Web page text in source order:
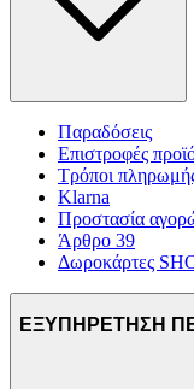
Παραδόσεις
Επιστροφές
Τρόποι
Klarna
Προστασία
Άρθρο 39
Δωροκάρτες
ΕΞΥΠΗΡΕΤΗΣΗ